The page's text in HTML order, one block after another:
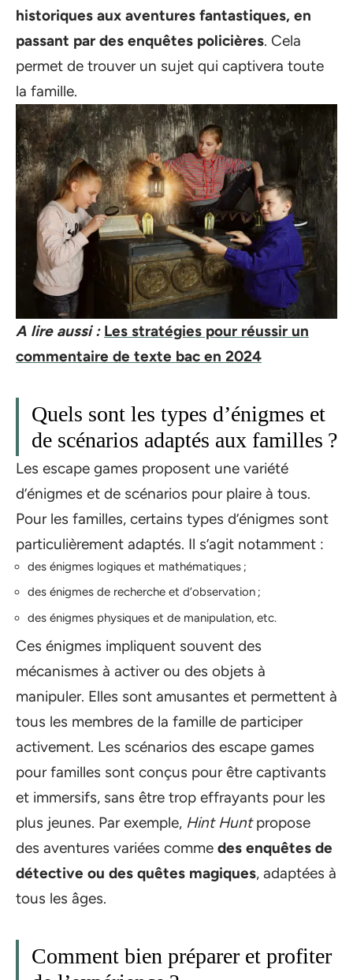
historiques aux aventures fantastiques, en
passant par des enquêtes policières. Cela
permet de trouver un sujet qui captivera toute
la famille.
A lire aussi : Les stratégies pour réussir un
commentaire de texte bac en 2024
Quels sont les types d’énigmes et
de scénarios adaptés aux familles ?
Les escape games proposent une variété
d’énigmes et de scénarios pour plaire à tous.
Pour les familles, certains types d’énigmes sont
particulièrement adaptés. Il s’agit notamment :
des énigmes logiques et mathématiques ;
des énigmes de recherche et d’observation ;
des énigmes physiques et de manipulation, etc.
Ces énigmes impliquent souvent des
mécanismes à activer ou des objets à
manipuler. Elles sont amusantes et permettent à
tous les membres de la famille de participer
activement. Les scénarios des escape games
pour familles sont conçus pour être captivants
et immersifs, sans être trop effrayants pour les
plus jeunes. Par exemple, Hint Huntpropose
des aventures variées comme des enquêtes de
détective ou des quêtes magiques, adaptées à
tous les âges.
Comment bien préparer et profiter